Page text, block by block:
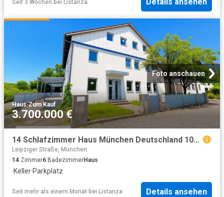
Seit 3 Wochen bei Listanza
Foto anschauen
Haus·Zum Kauf
3.700.000 €
14 Schlafzimmer Haus München Deutschland 100236697
Leipziger Straße, München
14 Zimmer6 BadezimmerHaus
·Keller·Parkplatz
Seit mehr als einem Monat bei Listanza Details ansehen